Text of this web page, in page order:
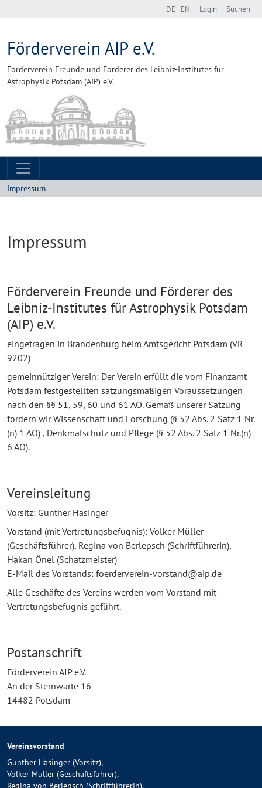
DE | EN Login Suchen
Förderverein AIP e.V.
Förderverein Freunde und Förderer des Leibniz-Institutes für
Astrophysik Potsdam (AIP) e.V.
Impressum
Impressum
Förderverein Freunde und Förderer des
Leibniz-Institutes für Astrophysik Potsdam
(AIP) e.V.
eingetragen in Brandenburg beim Amtsgericht Potsdam (VR
9202)
gemeinnütziger Verein: Der Verein erfüllt die vom Finanzamt
Potsdam festgestellten satzungsmäßigen Voraussetzungen
nach den §§ 51, 59, 60 und 61 AO. Gemäß unserer Satzung
fördern wir Wissenschaft und Forschung (§ 52 Abs. 2 Satz 1 Nr.
(n) 1 AO) , Denkmalschutz und Pflege (§ 52 Abs. 2 Satz 1 Nr.(n)
6 AO).
Vereinsleitung
Vorsitz: Günther Hasinger
Vorstand (mit Vertretungsbefugnis): Volker Müller
(Geschäftsführer), Regina von Berlepsch (Schriftführerin),
Hakan Önel (Schatzmeister)
E-Mail des Vorstands: foerderverein-vorstand@aip.de
Alle Geschäfte des Vereins werden vom Vorstand mit
Vertretungsbefugnis geführt.
Postanschrift
Förderverein AIP e.V.
An der Sternwarte 16
14482 Potsdam
Vereinsvorstand
Günther Hasinger (Vorsitz),
Volker Müller (Geschäftsführer),
Regina von Berlepsch (Schriftführerin),